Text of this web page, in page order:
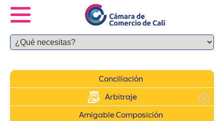
Conciliación
Arbitraje
Amigable Composición